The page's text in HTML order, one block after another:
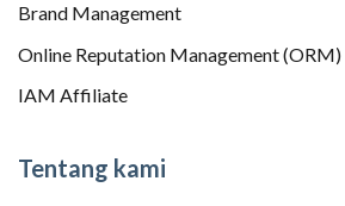
Brand Management
Online Reputation Management (ORM)
IAM Affiliate
Tentang kami